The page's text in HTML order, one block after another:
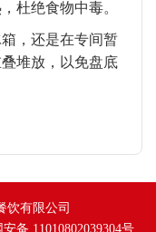
杜绝食物中毒。
，还是在专间暂
堆放，以免盘底
饮有限公司
备 11010802039304号